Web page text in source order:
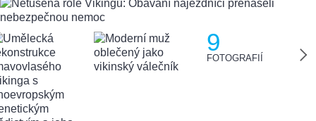
9
FOTOGRAFIÍ